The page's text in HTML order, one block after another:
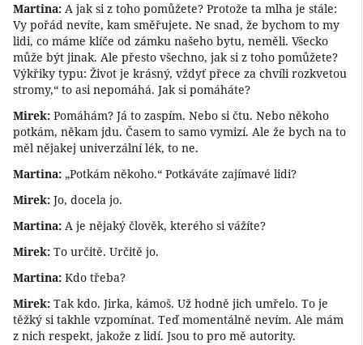
Martina: A jak si z toho pomůžete? Protože ta mlha je stále:
Vy pořád nevíte, kam směřujete. Ne snad, že bychom to my
lidi, co máme klíče od zámku našeho bytu, neměli. Všecko
může být jinak. Ale přesto všechno, jak si z toho pomůžete?
Výkřiky typu: Život je krásný, vždyť přece za chvíli rozkvetou
stromy,“ to asi nepomáhá. Jak si pomáháte?
Mirek: Pomáhám? Já to zaspím. Nebo si čtu. Nebo někoho
potkám, někam jdu. Časem to samo vymizí. Ale že bych na to
měl nějakej univerzální lék, to ne.
Martina: „Potkám někoho.“ Potkáváte zajímavé lidi?
Mirek: Jo, docela jo.
Martina: A je nějaký člověk, kterého si vážíte?
Mirek: To určitě. Určitě jo.
Martina: Kdo třeba?
Mirek: Tak kdo. Jirka, kámoš. Už hodně jich umřelo. To je
těžký si takhle vzpomínat. Teď momentálně nevím. Ale mám
z nich respekt, jakože z lidí. Jsou to pro mě autority.